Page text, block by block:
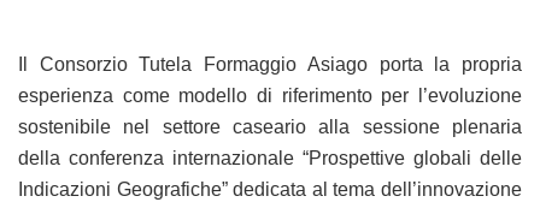
Il Consorzio Tutela Formaggio Asiago porta la propria
esperienza come modello di riferimento per l’evoluzione
sostenibile nel settore caseario alla sessione plenaria
della conferenza internazionale “Prospettive globali delle
Indicazioni Geografiche” dedicata al tema dell’innovazione